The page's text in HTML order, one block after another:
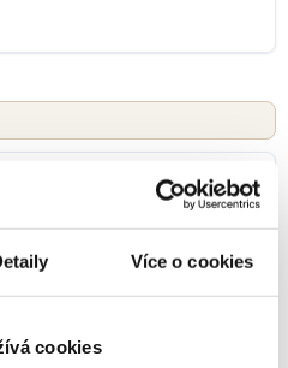
Více o cookies
cookies